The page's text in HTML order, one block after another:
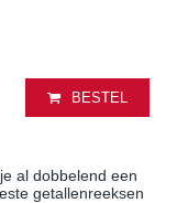
BESTEL
al dobbelend een
getallenreeksen